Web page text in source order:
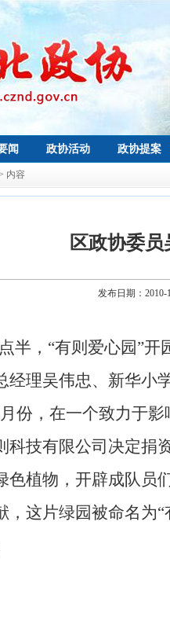
闻 政协活动 政协提案
内容
区政协委
发布日期：
点半 ，“有则爱心园”
经理吴伟忠、新华小
月份，在一个致力于
科技有限公司决定捐
色植物，开辟成队员
，这片绿园被命名为“